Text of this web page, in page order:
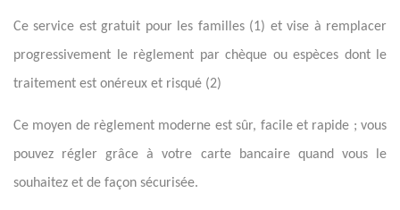
Ce service est gratuit pour les familles (1) et vise à remplacer
progressivement le règlement par chèque ou espèces dont le
traitement est onéreux et risqué (2)
Ce moyen de règlement moderne est sûr, facile et rapide ; vous
pouvez régler grâce à votre carte bancaire quand vous le
souhaitez et de façon sécurisée.